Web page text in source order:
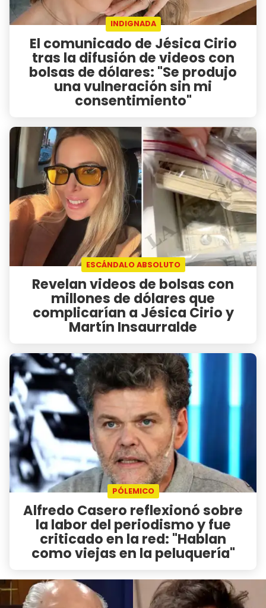
INDIGNADA
El comunicado de Jésica Cirio
tras la difusión de videos con
bolsas de dólares: "Se produjo
una vulneración sin mi
consentimiento"
ESCÁNDALO ABSOLUTO
Revelan videos de bolsas con
millones de dólares que
complicarían a Jésica Cirio y
Martín Insaurralde
PÓLEMICO
Alfredo Casero reflexionó sobre
la labor del periodismo y fue
criticado en la red: "Hablan
como viejas en la peluquería"